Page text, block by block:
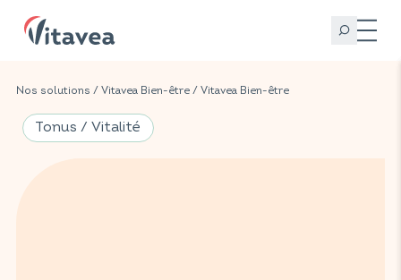
Nos solutions / Vitavea Bien-être / Vitavea Bien-être
Tonus / Vitalité